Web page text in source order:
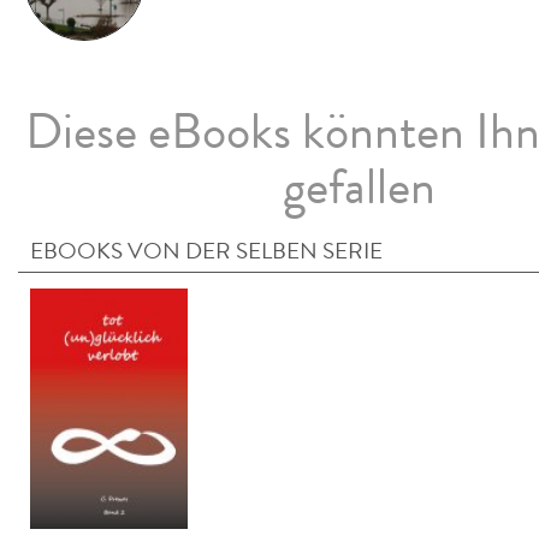
Diese eBooks könnten
gefallen
EBOOKS VON DER SELBEN SERIE